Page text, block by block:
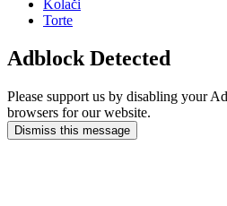
Kolači
Torte
Adblock Detected
Please support us by disabling your
browsers for our website.
Dismiss this message